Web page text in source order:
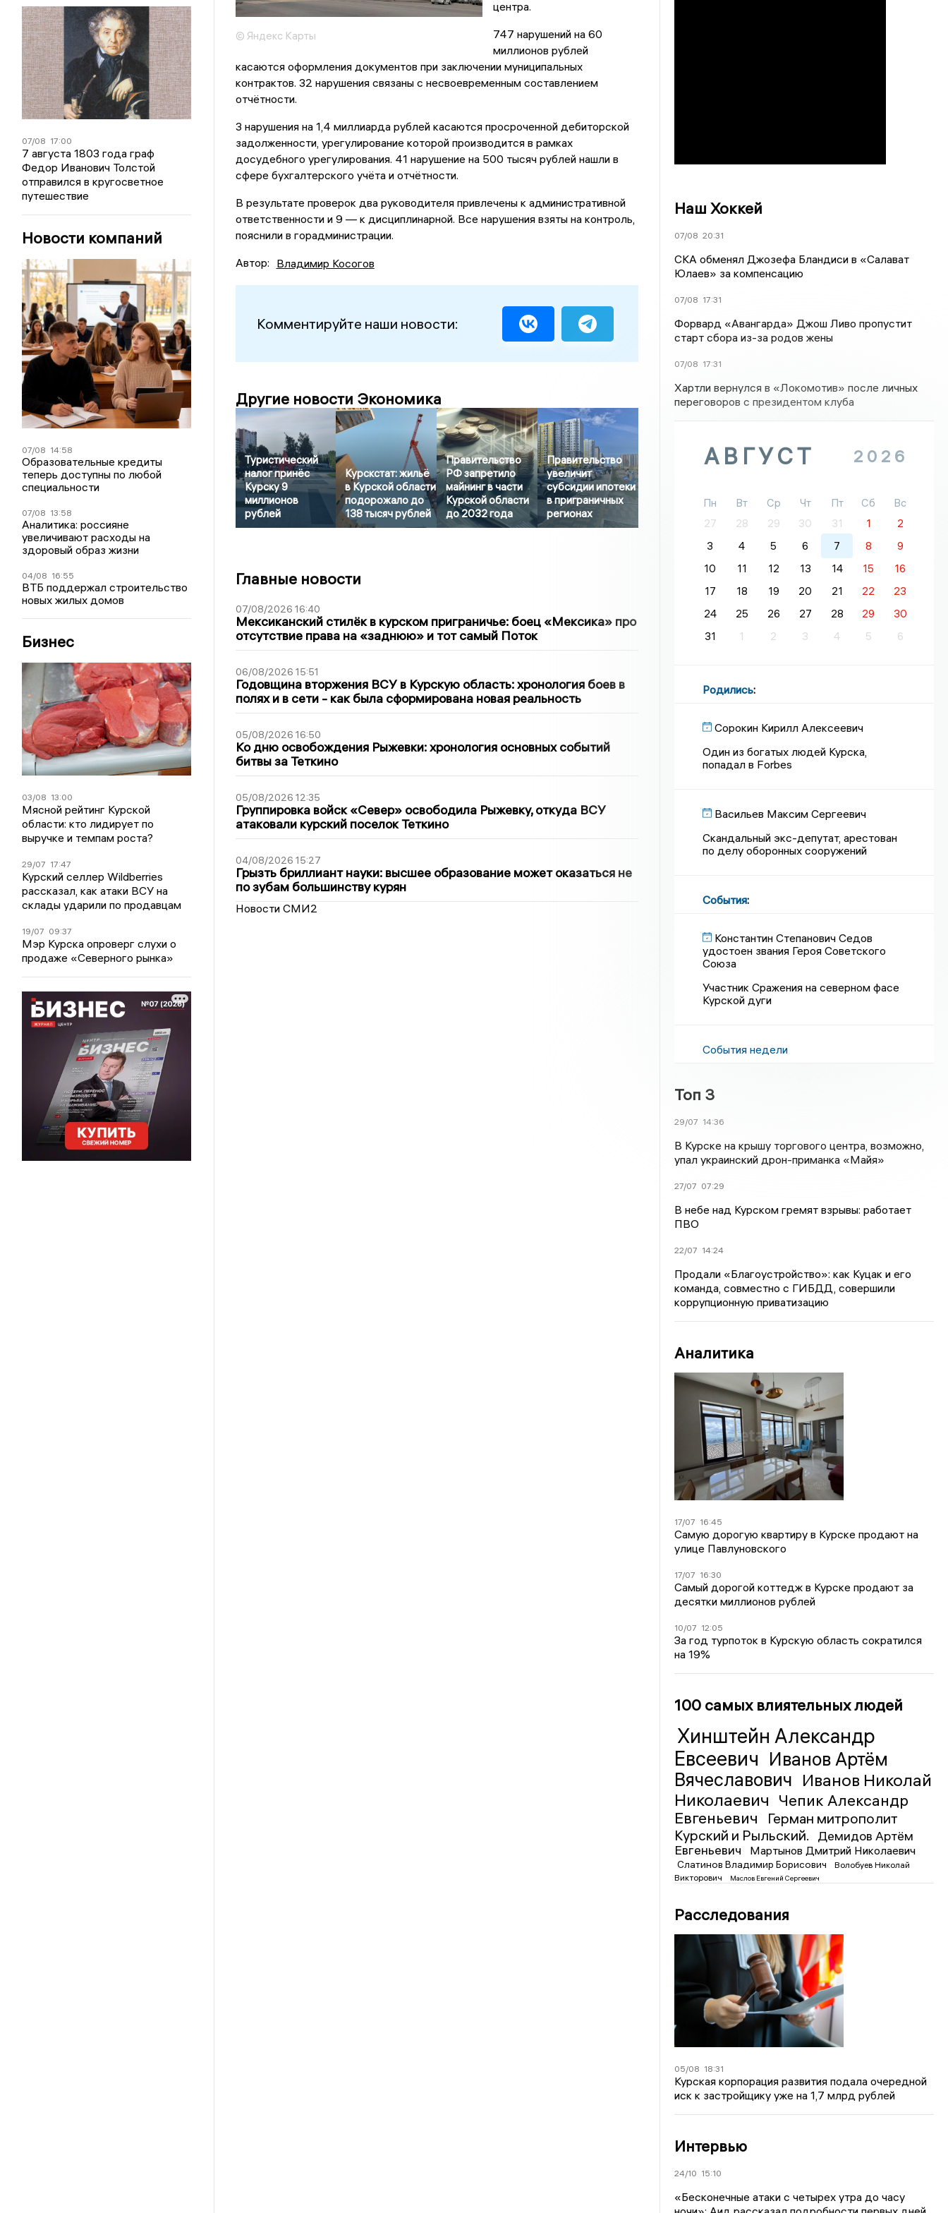
07/08 17:00
7 августа 1803 года граф
Федор Иванович Толстой
отправился в кругосветное
путешествие
Новости компаний
07/08 14:58
Образовательные кредиты
теперь доступны по любой
специальности
07/08 13:58
Аналитика: россияне
увеличивают расходы на
здоровый образ жизни
04/08 16:55
ВТБ поддержал строительство
новых жилых домов
Бизнес
03/08 13:00
Мясной рейтинг Курской
области: кто лидирует по
выручке и темпам роста?
29/07 17:47
Курский селлер Wildberries
рассказал, как атаки ВСУ на
склады ударили по продавцам
19/07 09:37
Мэр Курска опроверг слухи о
продаже «Северного рынка»
© Яндекс Карты
центра.
747 нарушений на 60
миллионов рублей
касаются оформления документов при заключении муниципальных
контрактов. 32 нарушения связаны с несвоевременным составлением
отчётности.
3 нарушения на 1,4 миллиарда рублей касаются просроченной дебиторской
задолженности, урегулирование которой производится в рамках
досудебного урегулирования. 41 нарушение на 500 тысяч рублей нашли в
сфере бухгалтерского учёта и отчётности.
В результате проверок два руководителя привлечены к административной
ответственности и 9 — к дисциплинарной. Все нарушения взяты на контроль,
пояснили в горадминистрации.
Автор: Владимир Косогов
Комментируйте наши новости:
Другие новости Экономика
Туристический
налог принёс
Курску 9
миллионов
рублей
Курскстат: жильё
в Курской области
подорожало до
138 тысяч рублей
Правительство
РФ запретило
майнинг в части
Курской области
до 2032 года
Правительство
увеличит
субсидии ипотеки
в приграничных
регионах
Главные новости
07/08/2026 16:40
Мексиканский стилёк в курском приграничье: боец «Мексика» про
отсутствие права на «заднюю» и тот самый Поток
06/08/2026 15:51
Годовщина вторжения ВСУ в Курскую область: хронология боев в
полях и в сети - как была сформирована новая реальность
05/08/2026 16:50
Ко дню освобождения Рыжевки: хронология основных событий
битвы за Теткино
05/08/2026 12:35
Группировка войск «Север» освободила Рыжевку, откуда ВСУ
атаковали курский поселок Теткино
04/08/2026 15:27
Грызть бриллиант науки: высшее образование может оказаться не
по зубам большинству курян
Новости СМИ2
Наш Хоккей
07/08 20:31
СКА обменял Джозефа Бландиси в «Салават
Юлаев» за компенсацию
07/08 17:31
Форвард «Авангарда» Джош Ливо пропустит
старт сбора из-за родов жены
07/08 17:31
Хартли вернулся в «Локомотив» после личных
переговоров с президентом клуба
АВГУСТ 2026
Пн Вт Ср Чт Пт Сб
Вс
27
28 29 30 31 1
2
3
4 5 6 7 8
9
10
11 12 13 14 15
16
17
18 19 20 21 22
23
24
25 26 27 28 29
30
31
1 2 3 4 5 6
Родились:
Сорокин Кирилл Алексеевич
Один из богатых людей Курска,
попадал в Forbes
Васильев Максим Сергеевич
Скандальный экс-депутат, арестован
по делу оборонных сооружений
События:
Константин Степанович Седов
удостоен звания Героя Советского
Союза
Участник Сражения на северном фасе
Курской дуги
События недели
Топ 3
29/07 14:36
В Курске на крышу торгового центра, возможно,
упал украинский дрон-приманка «Майя»
27/07 07:29
В небе над Курском гремят взрывы: работает
ПВО
22/07 14:24
Продали «Благоустройство»: как Куцак и его
команда, совместно с ГИБДД, совершили
коррупционную приватизацию
Аналитика
17/07 16:45
Самую дорогую квартиру в Курске продают на
улице Павлуновского
17/07 16:30
Самый дорогой коттедж в Курске продают за
десятки миллионов рублей
10/07 12:05
За год турпоток в Курскую область сократился
на 19%
100 самых влиятельных людей
Хинштейн Александр
Евсеевич Иванов Артём
Вячеславович Иванов Николай
Николаевич Чепик Александр
Евгеньевич
Герман митрополит
Курский и Рыльский.
Демидов Артём
Евгеньевич
Мартынов Дмитрий Николаевич
Слатинов Владимир Борисович
Волобуев Николай
Викторович
Маслов Евгений Сергеевич
Расследования
05/08 18:31
Курская корпорация развития подала очередной
иск к застройщику уже на 1,7 млрд рублей
Интервью
24/10 15:10
«Бесконечные атаки с четырех утра до часу